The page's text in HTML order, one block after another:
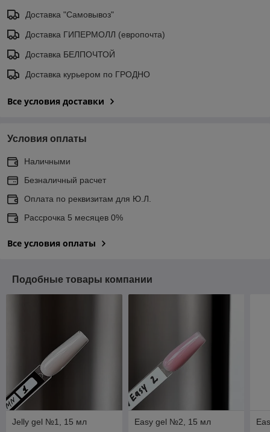
Доставка "Самовывоз"
Доставка ГИПЕРМОЛЛ (европочта)
Доставка БЕЛПОЧТОЙ
Доставка курьером по ГРОДНО
Все условия доставки
Условия оплаты
Наличными
Безналичный расчет
Оплата по реквизитам для Ю.Л.
Рассрочка 5 месяцев 0%
Все условия оплаты
Подобные товары компании
Jelly gel №1, 15 мл Easy gel №2, 15 мл